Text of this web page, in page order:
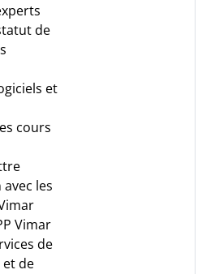
de
et
cours
les
Vimar
de
de